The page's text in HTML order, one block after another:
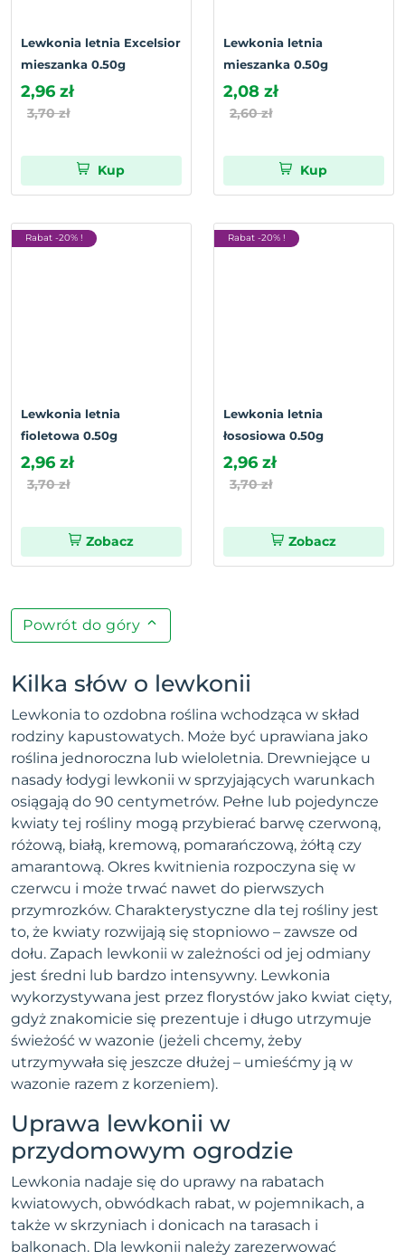
Lewkonia letnia Excelsior
mieszanka 0.50g
2,96 zł
3,70 zł
Kup
Lewkonia letnia
mieszanka 0.50g
2,08 zł
2,60 zł
Kup
Rabat -20% !
Lewkonia letnia
fioletowa 0.50g
2,96 zł
3,70 zł
Zobacz
Rabat -20% !
Lewkonia letnia
łososiowa 0.50g
2,96 zł
3,70 zł
Zobacz
Powrót do góry
Kilka słów o lewkonii
Lewkonia to ozdobna roślina wchodząca w skład
rodziny kapustowatych. Może być uprawiana jako
roślina jednoroczna lub wieloletnia. Drewniejące u
nasady łodygi lewkonii w sprzyjających warunkach
osiągają do 90 centymetrów. Pełne lub pojedyncze
kwiaty tej rośliny mogą przybierać barwę czerwoną,
różową, białą, kremową, pomarańczową, żółtą czy
amarantową. Okres kwitnienia rozpoczyna się w
czerwcu i może trwać nawet do pierwszych
przymrozków. Charakterystyczne dla tej rośliny jest
to, że kwiaty rozwijają się stopniowo – zawsze od
dołu. Zapach lewkonii w zależności od jej odmiany
jest średni lub bardzo intensywny. Lewkonia
wykorzystywana jest przez florystów jako kwiat cięty,
gdyż znakomicie się prezentuje i długo utrzymuje
świeżość w wazonie (jeżeli chcemy, żeby
utrzymywała się jeszcze dłużej – umieśćmy ją w
wazonie razem z korzeniem).
Uprawa lewkonii w
przydomowym ogrodzie
Lewkonia nadaje się do uprawy na rabatach
kwiatowych, obwódkach rabat, w pojemnikach, a
także w skrzyniach i donicach na tarasach i
balkonach. Dla lewkonii należy zarezerwować